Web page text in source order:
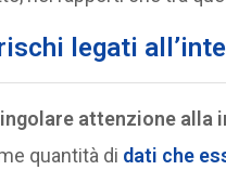
legati
attenzione alla
quantità di dati che